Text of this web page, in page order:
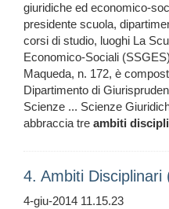
giuridiche ed economico-
presidente scuola,
corsi di studio, luoghi La
Economico-Sociali
Maqueda, n. 172, è
Dipartimento di
Scienze ... Scienze
abbraccia tre ambiti
4. Ambiti Disciplinari
4-giu-2014 11.15.23